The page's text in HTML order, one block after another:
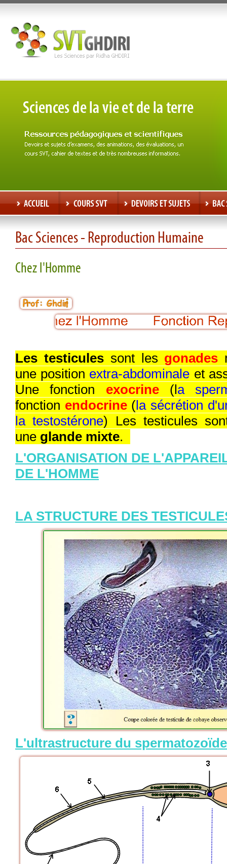
Bac Sciences - Reproduction Humaine
Chez l'Homme
Les testiculessont les gonades
une position extra-abdominale et
Une fonction exocrine(la
fonction endocrine(la sécrétion
la testostérone) Les testicules
une glande mixte.
L'ORGANISATION DE
DE L'HOMME
LA STRUCTURE DES
L'ultrastructure du spermatozoïde